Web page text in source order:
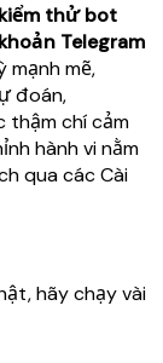
thử bot
Telegram
mạnh mẽ,
đoán,
thậm chí cảm
hành vi nằm
qua các Cài
hãy chạy vài